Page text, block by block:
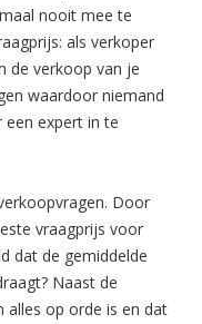
nooit mee te
als verkoper
de verkoop van je
waardoor niemand
expert in te
Door
vraagprijs voor
dat de gemiddelde
Naast de
alles op orde is en dat